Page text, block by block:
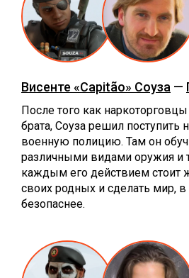
Висенте «Capitão» Соуза —
После того как
брата, Соуза решил поступить
военную полицию. Там он
различными видами оружия и
каждым его действием стоит
своих родных и сделать мир,
безопаснее.